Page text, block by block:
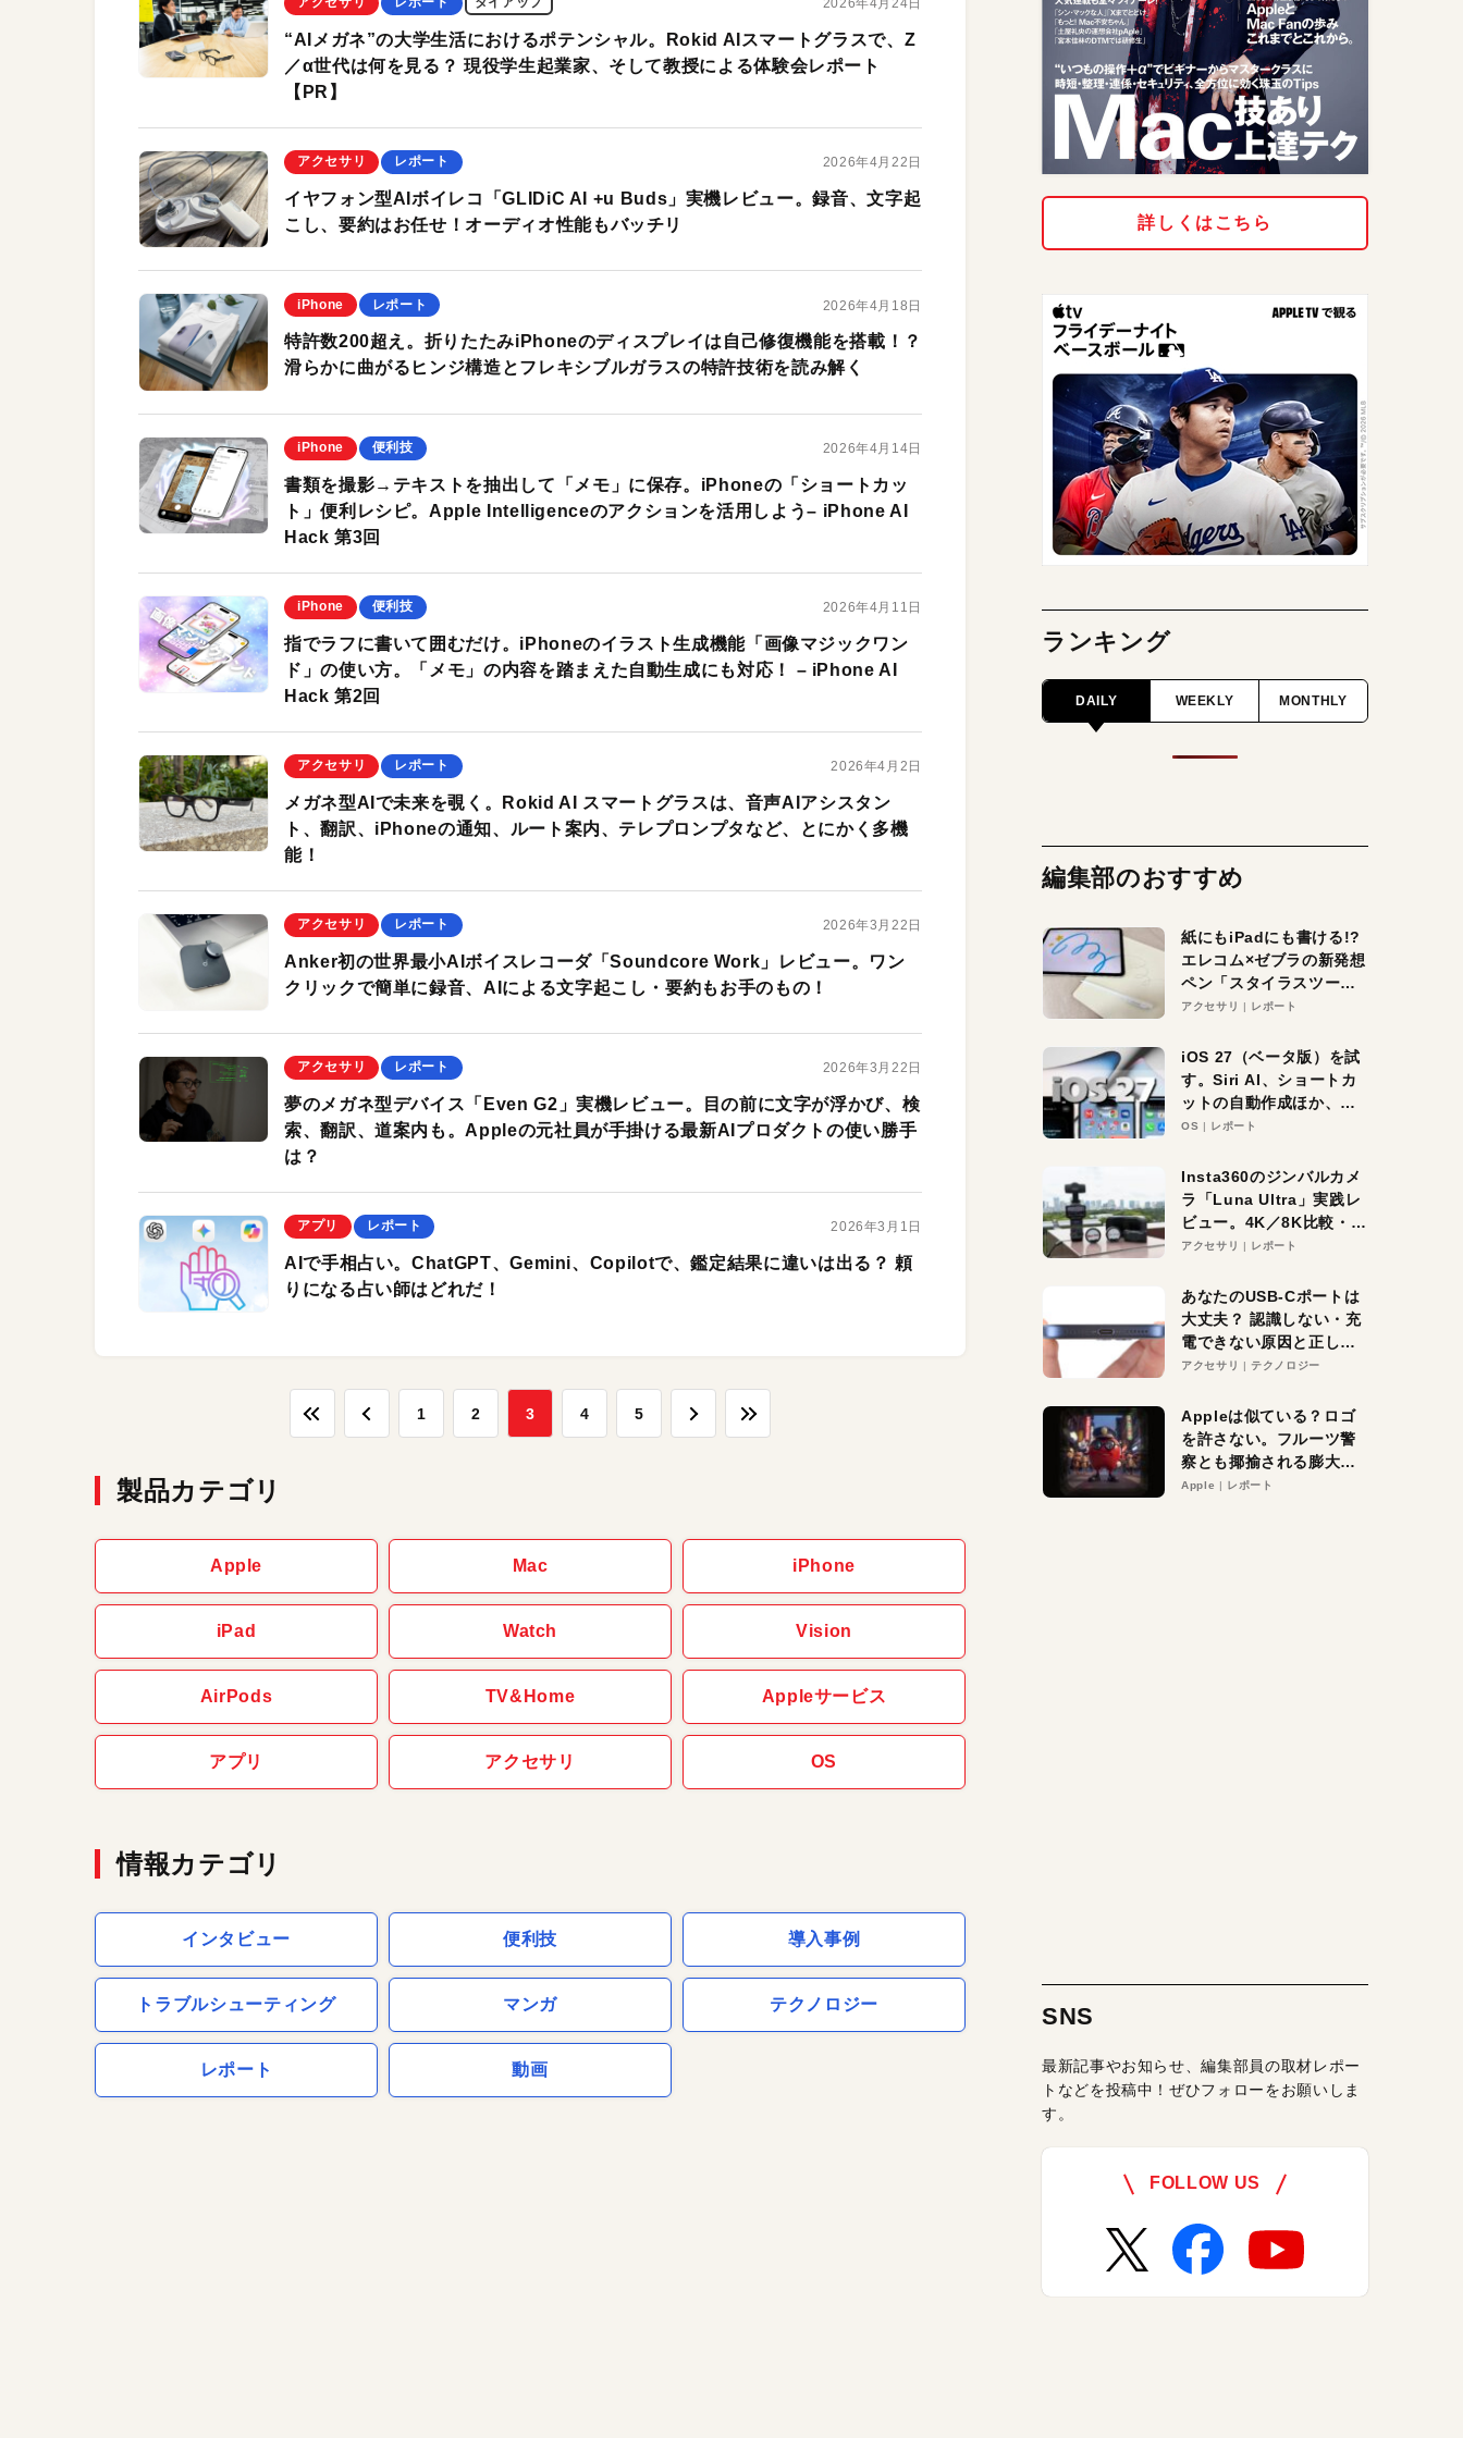
2026年4月24日
“AIメガネ”の大学生活におけるポテンシャル。Rokid AIスマートグラスで、Z
／α世代は何を見る？ 現役学生起業家、そして教授による体験会レポート
【PR】
アクセサリ レポート 2026年4月22日
イヤフォン型AIボイレコ「GLIDiC AI +u Buds」実機レビュー。録音、文字起
こし、要約はお任せ！オーディオ性能もバッチリ
iPhone レポート 2026年4月18日
特許数200超え。折りたたみiPhoneのディスプレイは自己修復機能を搭載！？
滑らかに曲がるヒンジ構造とフレキシブルガラスの特許技術を読み解く
iPhone 便利技 2026年4月14日
書類を撮影→テキストを抽出して「メモ」に保存。iPhoneの「ショートカッ
ト」便利レシピ。Apple Intelligenceのアクションを活用しよう– iPhone AI
Hack 第3回
iPhone 便利技 2026年4月11日
指でラフに書いて囲むだけ。iPhoneのイラスト生成機能「画像マジックワン
ド」の使い方。「メモ」の内容を踏まえた自動生成にも対応！ – iPhone AI
Hack 第2回
アクセサリ レポート 2026年4月2日
メガネ型AIで未来を覗く。Rokid AI スマートグラスは、音声AIアシスタン
ト、翻訳、iPhoneの通知、ルート案内、テレプロンプタなど、とにかく多機
能！
アクセサリ レポート 2026年3月22日
Anker初の世界最小AIボイスレコーダ「Soundcore Work」レビュー。ワン
クリックで簡単に録音、AIによる文字起こし・要約もお手のもの！
アクセサリ レポート 2026年3月22日
夢のメガネ型デバイス「Even G2」実機レビュー。目の前に文字が浮かび、検
索、翻訳、道案内も。Appleの元社員が手掛ける最新AIプロダクトの使い勝手
は？
アプリ レポート 2026年3月1日
AIで手相占い。ChatGPT、Gemini、Copilotで、鑑定結果に違いは出る？ 頼
りになる占い師はどれだ！
1 2 3 4 5
製品カテゴリ
Apple Mac iPhone
iPad Watch Vision
AirPods TV&Home Appleサービス
アプリ アクセサリ OS
情報カテゴリ
インタビュー 便利技 導入事例
トラブルシューティング マンガ テクノロジー
レポート 動画
詳しくはこちら
ランキング
DAILY WEEKLY MONTHLY
編集部のおすすめ
紙にもiPadにも書ける!?
エレコム×ゼブラの新発想
ペン「スタイラスツーウ
ェイ」レビュー。持ち替
アクセサリ レポート
iOS 27（ベータ版）を試
す。Siri AI、ショートカ
ットの自動作成ほか、期
待大の便利機能5選。
る未来はすぐそこ！
OS レポート
Insta360のジンバルカメ
ラ「Luna Ultra」実践レ
ビュー。4K／8K比較・ズ
ーム・夜間撮影をチェッ
アクセサリ レポート
あなたのUSB-Cポートは
大丈夫？ 認識しない・充
電できない原因と正しい
対策
アクセサリ テクノロジー
Appleは似ている？ロゴ
を許さない。フルーツ警
察とも揶揄される膨大な
異議申し立て。対象は非
Apple レポート
SNS
最新記事やお知らせ、編集部員の取材レポー
トなどを投稿中！ぜひフォローをお願いしま
す。
FOLLOW US